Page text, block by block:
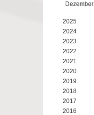
Dezember
2025
2024
2023
2022
2021
2020
2019
2018
2017
2016